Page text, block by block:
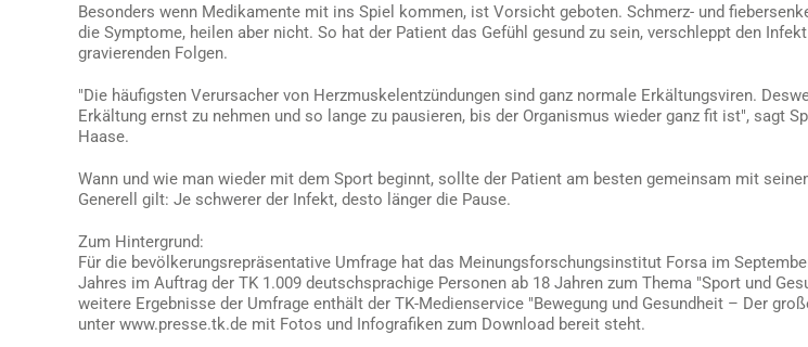
Besonders wenn Medikamente mit ins Spiel kommen, ist Vorsicht geboten. Schmerz- und
die Symptome, heilen aber nicht. So hat der Patient das Gefühl gesund zu sein, verschleppt den
gravierenden Folgen.
"Die häufigsten Verursacher von Herzmuskelentzündungen sind ganz normale Erkältungsviren.
Erkältung ernst zu nehmen und so lange zu pausieren, bis der Organismus wieder ganz fit ist", sagt
Haase.
Wann und wie man wieder mit dem Sport beginnt, sollte der Patient am besten gemeinsam mit
Generell gilt: Je schwerer der Infekt, desto länger die Pause.
Zum Hintergrund:
Für die bevölkerungsrepräsentative Umfrage hat das Meinungsforschungsinstitut Forsa im
Jahres im Auftrag der TK 1.009 deutschsprachige Personen ab 18 Jahren zum Thema "Sport und
weitere Ergebnisse der Umfrage enthält der TK-Medienservice "Bewegung und Gesundheit – Der
unter www.presse.tk.de mit Fotos und Infografiken zum Download bereit steht.